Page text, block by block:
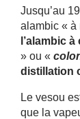
Jusqu’au
alambic « à
l’alambic
» ou «
distillation
Le vesou
que la